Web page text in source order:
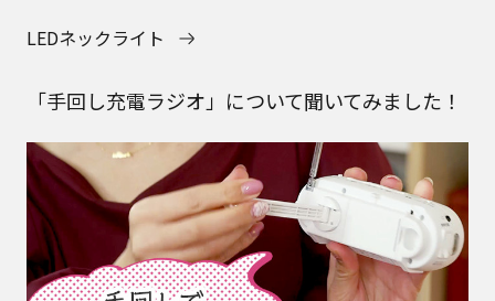
LEDネックライト
「手回し充電ラジオ」について聞いてみました！